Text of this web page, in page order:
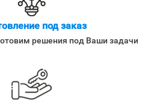
под заказ
решения под Ваши задачи